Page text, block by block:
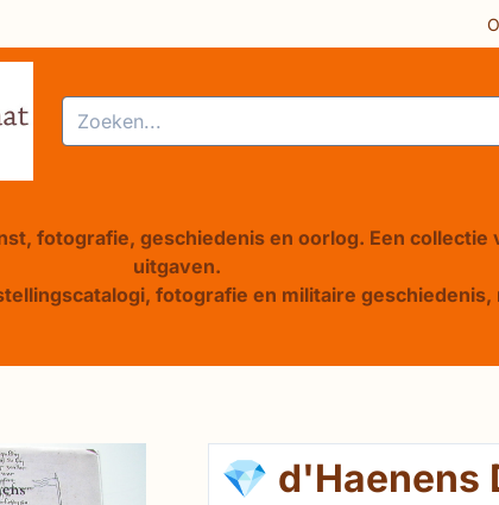
toe.
Zoeken
fotografie, geschiedenis en oorlog. Een
uitgaven.
fotografie en militaire
💎 d'Haenens